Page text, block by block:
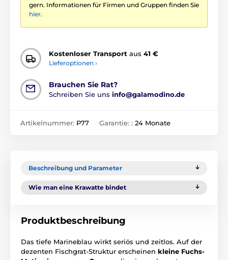
gern. Informationen für Firmen und Gruppen finden Sie
hier.
Kostenloser Transport aus 41 €
Lieferoptionen ›
Brauchen Sie Rat?
Schreiben Sie uns info@galamodino.de
Artikelnummer: P77 Garantie: : 24 Monate
Beschreibung und Parameter
Wie man eine Krawatte bindet
Produktbeschreibung
Das tiefe Marineblau wirkt seriös und zeitlos. Auf der
dezenten Fischgrat-Struktur erscheinen kleine Fuchs-